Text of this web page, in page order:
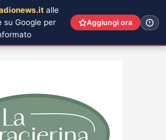
alle
Google per
Aggiungi ora